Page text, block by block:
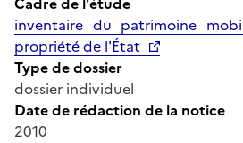
inventaire du patrimoine
propriété de l'État
Type de dossier
dossier individuel
Date de rédaction de la notice
2010